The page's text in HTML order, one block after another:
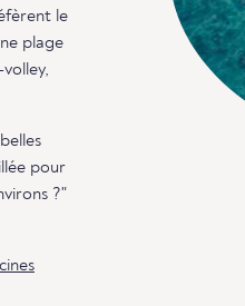
le
plage
pour
?"